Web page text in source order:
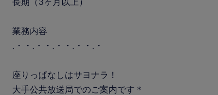
業務内容
.・・.・・.・・.・・.・
座りっぱなしはサヨナラ！
大手公共放送局でのご案内です＊